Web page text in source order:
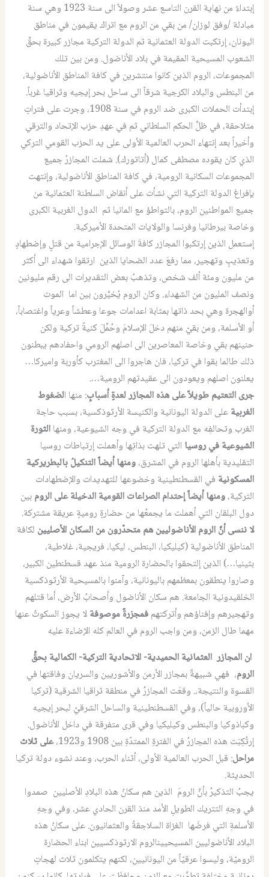
إبتداءً من نهاية القرن التاسع عشر وصولاً الى سنة 1923 وهي سنة
مبادلة /وفق لوزان/ من بقي من الروم مع اتراك يقيمون في مناطق
اليونان، إرتكبت الدولة العثمانية ثم الدولة التركية مجازر كبيرة بحقِّ
الشعوب المسيحية المقيمة في بلاد الأناضول. ومن بين تلك
المجموعات، الروم الذين كانوا منتشرين في كافة المناطق الأناضولية،
من البنطس والبلاد الكرجية شرقاً الى ساحل بحر إيجيه وثراقيا غرباً.
إبتدأت الحملات الكبرى ضد الروم في سنة 1908، وجرت على فتراتٍ
متلاحقة، في ظلِّ الحكم السلطاني ثم في عهدِ حزب الإتحاد والترقي
وأخيراً بعد إنتهاء الحرب العالمية الأولى على يد الحزب القومي التركي
الذي كان يقوده مصطفى كمال (أتاتورك). شملت المجازرُ جميع
المجموعات السكانية الرومية، في كافة المناطق الأناضولية، وإنتهت
بإفراغ الدولة التركية التي نشأت على أنقاض السلطنة العثمانية من
جميع المواطنين الروم، بالتواطؤ مع المانيا ثم الدول الغربية الكبرى
وخاصة بيرطانيا وفرنسا والولايات المتحدة الأميركية.
إستعمل الذين إرتكبوا المجازر كافةَ الوسائل الإجرامية من قتلٍ وإضطهادٍ
وتعذيبٍ وتهجير، مما رفعَ عدد الضحايا الذين ارتقوا شهداء الى أكثر
من مليون ومئة ألف شخص، وتذهبُ بعض التقديرات الى رقم مليونين
ونصف المليون من الشهداء. وكان الروم يُخيَّرون بين اما الموت
أوالهجرة وهي بحد ذاتها بمثابة اعدامات جوعا وعطشاً وعرياً واغتصاباً،
أو الأسلمة، ومن بقيّ منهم دخلَ الإسلامَ وحُمِّلَ كنيةً تركية ولكن
حنينهم بقي وخاصة المعاصرين الى اصلهم الرومي واحفادهم يبطنون
ذلك طالما بقوا في تركيا، فان هاجروا الى المغترب كأوربة واميركا…
يعلنون اصلهم ويعودون الى عقيدتهم الرومية….
جرى التعتيم طويلاً على هذه المجازر لعدةٍ أسبابٍ: منها الضغوط
الغربيةعلى الدولة اليونانية والكنيسة الأرثوذكسية، بسبب حاجة
الغرب وتحالفِه مع الدولة التركية في وجه الشيوعية، ومنهاالثورة
الشيوعية في روسيا التي تلهت بذاتِها وأهملت إرتباطات روسيا
التقليدية بأهلها الروم في المشرق،ومنها أيضاً التنكيلُ بالبطريركية
المسكونية في القسطنطينية وخضوعها للتهديدات والإضطهادات
التركية،ومنها أيضاً إحتدام الصراعات القومية الدخيلة على الرومبين
دول البلقان التي أهملت ما يجمعُها من حضارةٍ روميةٍ عريقة مشتركة.
لا ننسى أنَّ الروم الأناضوليين هم متحدّرون من السكان الأصليين لكافة
المناطق الأناضولية (كيليكيا، البنطس، ليكيا، فريجية، غلاطية،
بثينيا…) الذين إلتحقوا بالحضارة الرومية منذ عهد قسطنطين الكبير،
وصاروا ينطقون بمعظمهم باليونانية، وآمنوا بالمسيحية الأرثوذكسية
الخلقيدونية الجامعة. هم سكان الأناضول وأصحابُ الأرض، أما قتلهم
وتهجيرهم وإفناؤهم وأتركتهمفمجزرةٌ موصوفةلا يجوز السكوتُ عنها
مهما طال الزمن، ومن واجب الروم في العالم كله الإضاءة عليه
ان المجازر العثمانية الحميدية- الاتحادية التركية- الكمالية بحقِّ
الروم، فهي شبيهةٌ بمجازر الأرمن والأشوريين والسريان وفاقتها في
القسوة والنتيجة،. وقعَت المجازرُ في منطقة ثراقيا الشرقية (تركيا
الأوروبية حالياً)، وفي القسطنطينية والساحل الشرقيّ لبحر إيجيه
وكباذوكيا والبنطس وكيليكيا وفي قرى متفرقة في داخل الأناضول.
إرتُكِبَت هذه المجازرُ في الفترةِ الممتدّةِ بين 1908 و1923،
على ثلاث
مراحل: قبل الحرب العالمية الأولى، أثناء الحرب، وعند نشوء دولة تركيا
الحديثة.
يجبُ التذكيرُ بأنَّ الرومَ الذين هم سكانُ هذه البلادِ الأصليين صمدوا
في وجهِ التتريك الطويلِ الأمد منذ القرن الحادي عشر، وفي وجهِ
الأسلمةِ التي فرضَها الغزاة السلاجقةُ والعثمانيون. على سكانُ هذه
البلاد الأناضوليين المسيحيينالروم الارثوذكسيين ابناء الحضارة
الروميّة، وليسوا عرقيّاً من اليونانيين، لكنهم يتكلمون ثلاث لهجاتٍ